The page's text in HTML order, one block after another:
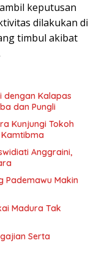
keputusan
dilakukan di
timbul akibat
dengan Kalapas
dan Pungli
Kunjungi Tokoh
Anggraini,
Pademawu Makin
Madura Tak
Serta